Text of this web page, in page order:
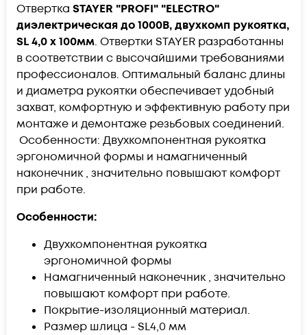
Отвертка STAYER "PROFI" "ELECTRO"
диэлектрическая до 1000В, двухкомп рукоятка,
SL 4,0 х 100мм. Отвертки STAYER разработанны
в соответствии с высочайшими требованиями
профессионалов. Оптимальный баланс длины
и диаметра рукоятки обеспечивает удобный
захват, комфортную и эффективную работу при
монтаже и демонтаже резьбовых соединений.
Особенности: Двухкомпонентная рукоятка
эргономичной формы и намагниченный
наконечник , значительно повышают комфорт
при работе.
Особенности:
Двухкомпонентная рукоятка
эргономичной формы
Намагниченный наконечник , значительно
повышают комфорт при работе.
Покрытие-изоляционный материал.
Размер шлица - SL4,0 мм